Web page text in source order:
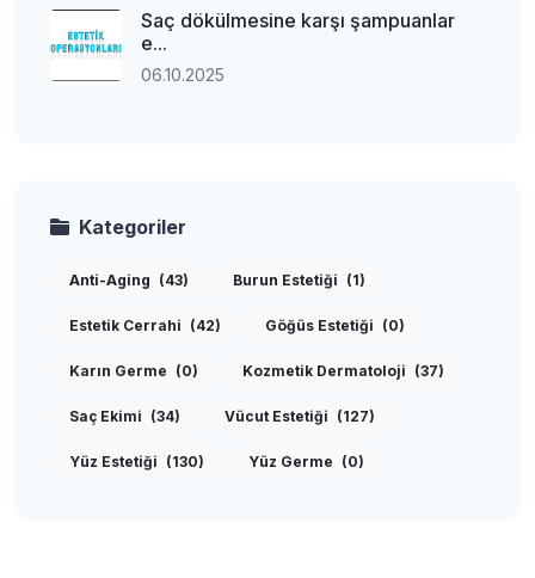
Saç dökülmesine karşı şampuanlar
e...
06.10.2025
Kategoriler
Anti-Aging (43) Burun Estetiği (1)
Estetik Cerrahi (42) Göğüs Estetiği (0)
Karın Germe (0) Kozmetik Dermatoloji (37)
Saç Ekimi (34) Vücut Estetiği (127)
Yüz Estetiği (130) Yüz Germe (0)